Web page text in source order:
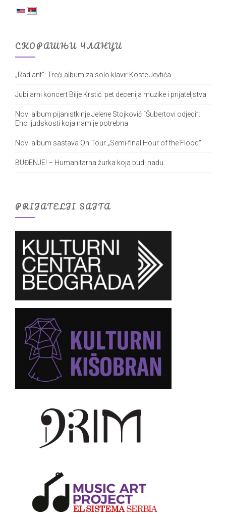
СКОРАШЊИ ЧЛАНЦИ
„Radiant“: Treći album za solo klavir Koste Jevtića
Jubilarni koncert Bilje Krstić: pet decenija muzike i prijateljstva
Novi album pijanistkinje Jelene Stojković “Šubertovi odjeci”:
Eho ljudskosti koja nam je potrebna
Novi album sastava On Tour „Semi-final Hour of the Flood“
BUĐENJE! – Humanitarna žurka koja budi nadu
PRIJATELJI SAJTA